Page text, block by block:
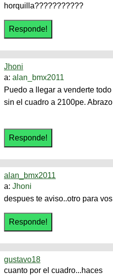
horquilla???????????
Jhoni
a: alan_bmx2011
Puedo a llegar a venderte todo
sin el cuadro a 2100pe. Abrazo
alan_bmx2011
a: Jhoni
despues te aviso..otro para vos
gustavo18
cuanto por el cuadro...haces